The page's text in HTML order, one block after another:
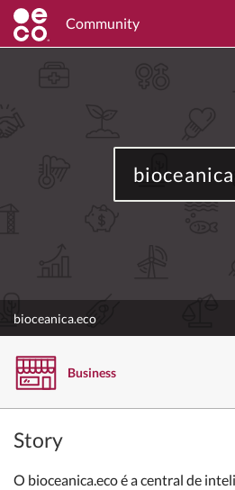
Community
bioceanica
bioceanica.eco
Business
Story
O bioceanica.eco é a central de